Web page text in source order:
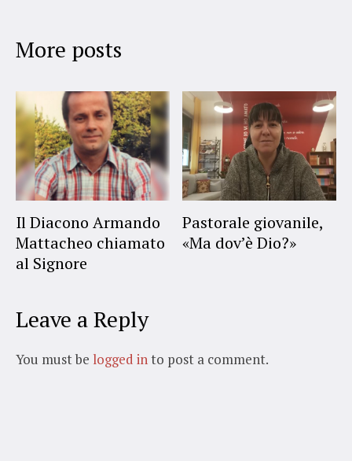
More posts
Il Diacono Armando
Mattacheo chiamato
al Signore
Pastorale giovanile,
«Ma dov’è Dio?»
Leave a Reply
You must be logged into post a comment.